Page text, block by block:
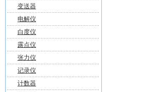
变送器
电解仪
白度仪
露点仪
张力仪
记录仪
计数器